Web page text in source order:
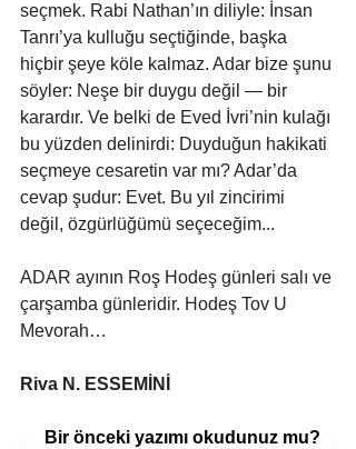
seçmek. Rabi Nathan’ın diliyle: İnsan
Tanrı’ya kulluğu seçtiğinde, başka
hiçbir şeye köle kalmaz. Adar bize şunu
söyler: Neşe bir duygu değil — bir
karardır. Ve belki de Eved İvri’nin kulağı
bu yüzden delinirdi: Duyduğun hakikati
seçmeye cesaretin var mı? Adar’da
cevap şudur: Evet. Bu yıl zincirimi
değil, özgürlüğümü seçeceğim...
ADAR ayının Roş Hodeş günleri salı ve
çarşamba günleridir. Hodeş Tov U
Mevorah…
Riva N. ESSEMİNİ
Bir önceki yazımı okudunuz mu?